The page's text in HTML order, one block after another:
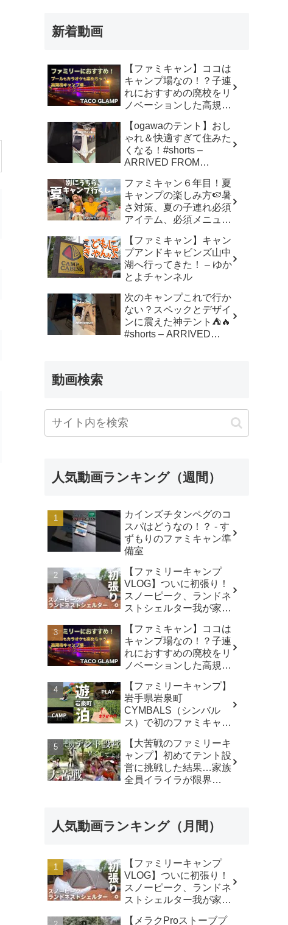
新着動画
【ファミキャン】ココは
キャンプ場なの！？子連
れにおすすめの廃校をリ
ノベーションした高規格
す！ – ちいさおきゃんぷ
【ogawaのテント】おし
ゃれ＆快適すぎて住みた
くなる！#shorts –
ARRIVED FROM
ファミキャン６年目！夏
キャンプの楽しみ方🍉暑
さ対策、夏の子連れ必須
アイテム、必須メニュー
楽しい〜 – こずちゃんネ
ル。
【ファミキャン】キャン
プアンドキャビンズ山中
湖へ行ってきた！ – ゆか
とよチャンネル
次のキャンプこれで行か
ない？スペックとデザイ
ンに震えた神テント⛺️🔥
#shorts – ARRIVED
動画検索
人気動画ランキング（週間）
カインズチタンペグのコ
スパはどうなの！？ - す
ずもりのファミキャン準
備室
【ファミリーキャンプ
VLOG】ついに初張り！
スノーピーク、ランドネ
ストシェルター我が家で
アビルキャンプリゾート
那須／LUMIX S5IIX - パ
パハキット アウトドア
VLOG
【ファミキャン】ココは
キャンプ場なの！？子連
れにおすすめの廃校をリ
ノベーションした高規格
す！ - ちいさおきゃんぷ
【ファミリーキャンプ】
岩手県岩泉町
CYMBALS（シンバル
ス）で初のファミキャ
まさかの穴。 -
KIMIDORI
【大苦戦のファミリーキ
ャンプ】初めてテント設
営に挑戦した結果…家族
全員イライラが限界
人気動画ランキング（月間）
【ファミリーキャンプ
VLOG】ついに初張り！
スノーピーク、ランドネ
ストシェルター我が家で
【メラクProストーブプ